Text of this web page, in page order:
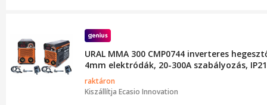
URAL MMA 300 CMP0744 inverteres
4mm elektródák, 20-300A szabályozás,
raktáron
Kiszállítja Ecasio Innovation